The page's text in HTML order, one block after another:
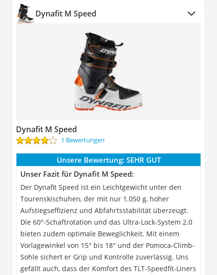
Dynafit M Speed
Dynafit M Speed
1 Bewertungen
Unsere Bewertung: SEHR GUT
Unser Fazit für Dynafit M Speed:
Der Dynafit Speed ist ein Leichtgewicht unter den
Tourenskischuhen, der mit nur 1.050 g, hoher
Aufstiegseffizienz und Abfahrtsstabilität überzeugt.
Die 60°-Schaftrotation und das Ultra-Lock-System 2.0
bieten zudem optimale Beweglichkeit. Mit einem
Vorlagewinkel von 15° bis 18° und der Pomoca-Climb-
Sohle sichert er Grip und Kontrolle zuverlässig. Uns
gefällt auch, dass der Komfort des TLT-Speedfit-Liners